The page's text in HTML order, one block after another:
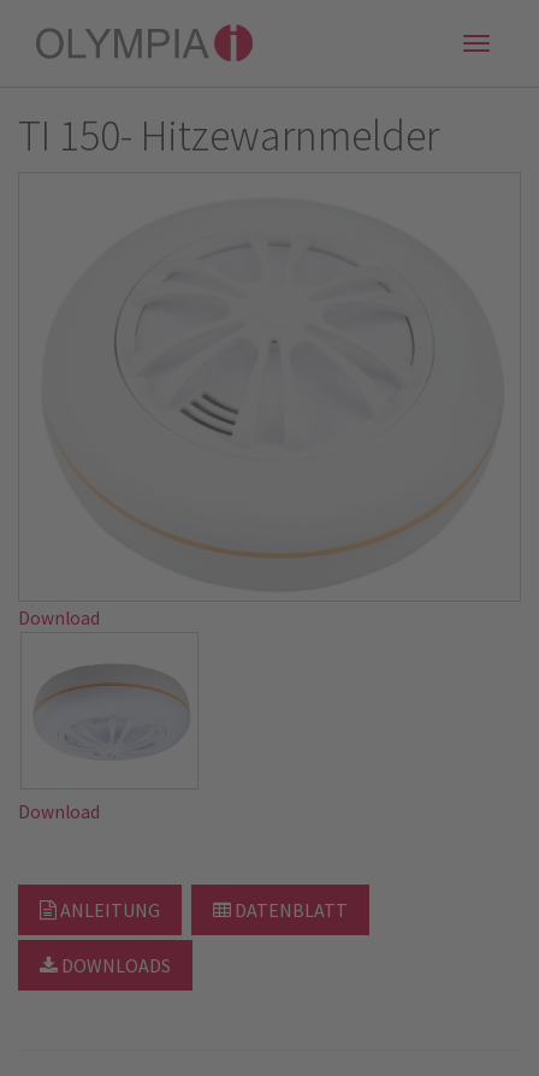
Toggle
TI 150- Hitzewarnmelder
Download
Download
ANLEITUNG DATENBLATT
DOWNLOADS